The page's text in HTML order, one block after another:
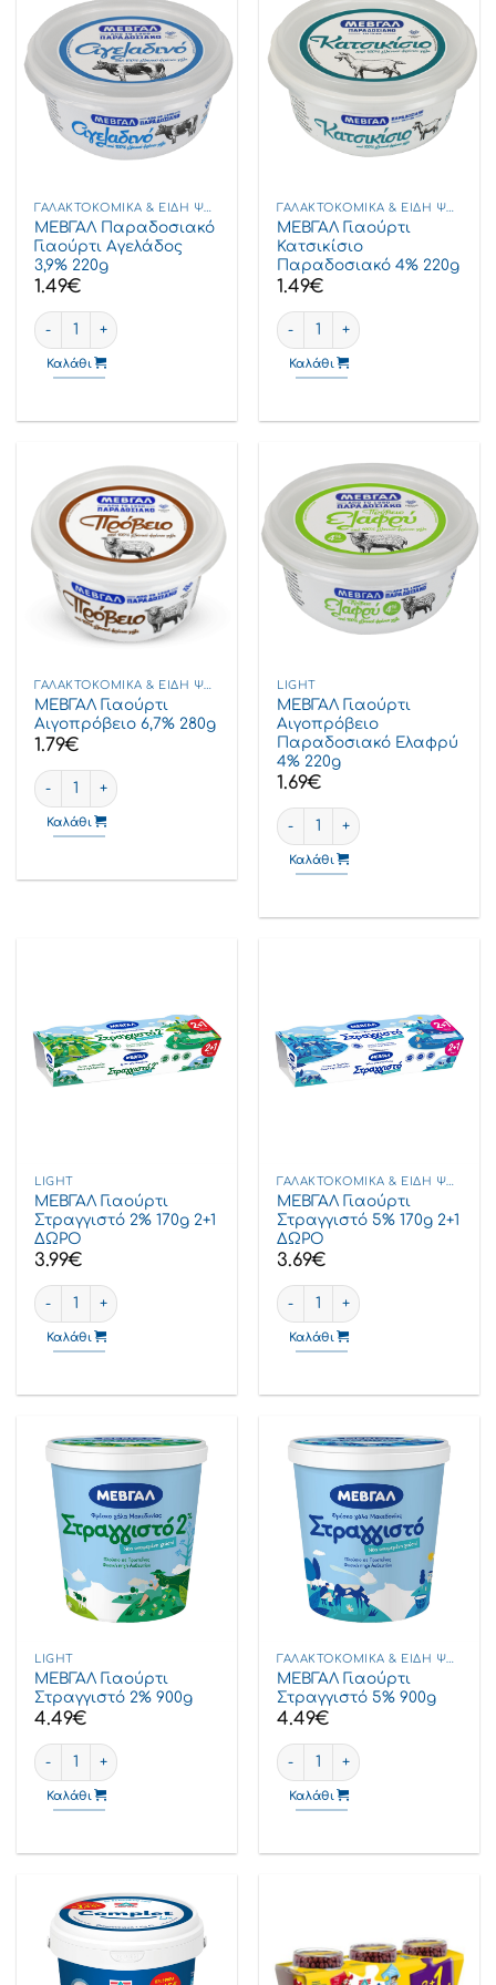
ΜΕΒΓΑΛ Παραδοσιακό
Γιαούρτι Αγελάδος
3,9% 220g
1.49€
ΜΕΒΓΑΛ Παραδοσιακό Γιαούρτι Αγελάδος 3,9% 220g ποσότητα
Καλάθι
ΜΕΒΓΑΛ Γιαούρτι
Κατσικίσιο
Παραδοσιακό 4% 220g
1.49€
ΜΕΒΓΑΛ Γιαούρτι
Καλάθι
ΜΕΒΓΑΛ Γιαούρτι
Αιγοπρόβειο 6,7% 280g
1.79€
ΜΕΒΓΑΛ Γιαούρτι Αιγοπρόβειο 6,7% 280g ποσότητα
Καλάθι
LIGHT
ΜΕΒΓΑΛ Γιαούρτι
Αιγοπρόβειο
Παραδοσιακό Ελαφρύ
4% 220g
1.69€
ΜΕΒΓΑΛ Γιαούρτι
Καλάθι
LIGHT
ΜΕΒΓΑΛ Γιαούρτι
Στραγγιστό 2% 170g 2+1
ΔΩΡΟ
3.99€
ΜΕΒΓΑΛ Γιαούρτι Στραγγιστό 2% 170g 2+1 ΔΩΡΟ ποσότητα
Καλάθι
ΜΕΒΓΑΛ Γιαούρτι
Στραγγιστό 5% 170g 2+1
ΔΩΡΟ
3.69€
ΜΕΒΓΑΛ Γιαούρτι
Καλάθι
LIGHT
ΜΕΒΓΑΛ Γιαούρτι
Στραγγιστό 2% 900g
4.49€
ΜΕΒΓΑΛ Γιαούρτι Στραγγιστό 2% 900g ποσότητα
Καλάθι
ΜΕΒΓΑΛ Γιαούρτι
Στραγγιστό 5% 900g
4.49€
ΜΕΒΓΑΛ Γιαούρτι Στραγγιστό
Καλάθι